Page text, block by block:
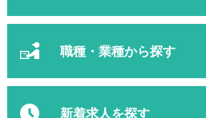
職種・業種から探す
新着求人を探す